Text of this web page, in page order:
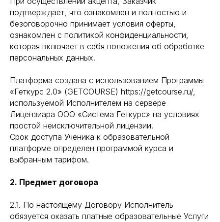
подтверждает, что ознакомлен и полностью и
безоговорочно принимает условия оферты,
ознакомлен с политикой конфиденциальности,
которая включает в себя положения об обработке
персональных данных.
Платформа создана с использованием Программы
«Геткурс 2.0» (GETCOURSE) https://getcourse.ru/,
используемой Исполнителем на сервере
Лицензиара ООО «Система Геткурс» на условиях
простой неисключительной лицензии.
Срок доступа Ученика к образовательной
платформе определен программой курса и
выбранным тарифом.
2. Предмет договора
2.1. По настоящему Договору Исполнитель
обязуется оказать платные образовательные Услуги